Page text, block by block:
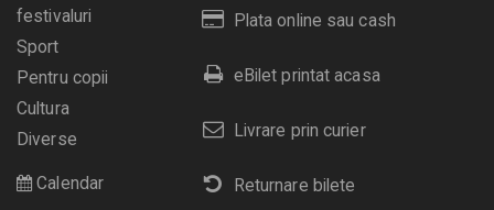
Plata online sau cash
eBilet printat acasa
Livrare prin curier
Returnare bilete
festivaluri
Sport
Pentru copii
Cultura
Diverse
Calendar